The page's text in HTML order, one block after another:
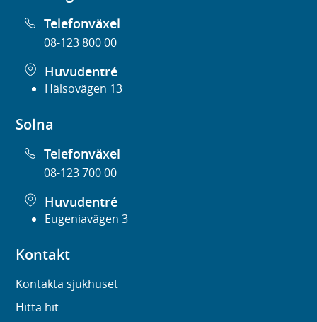
Telefonväxel
08-123 800 00
Huvudentré
Hälsovägen 13
Solna
Telefonväxel
08-123 700 00
Huvudentré
Eugeniavägen 3
Kontakt
Kontakta sjukhuset
Hitta hit